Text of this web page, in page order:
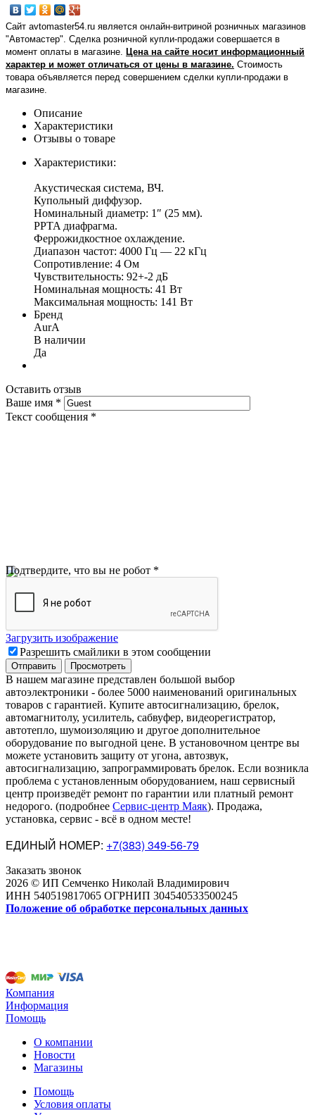
Сайт avtomaster54.ru является онлайн-витриной розничных магазинов
"Автомастер". Сделка розничной купли-продажи совершается в
момент оплаты в магазине.
Цена на сайте носит информационный
характер и может отличаться от цены в магазине. Стоимость
товара объявляется перед совершением сделки купли-продажи в
магазине
Описание
Характеристики
Отзывы о товаре
Характеристики:
Акустическая система, ВЧ.
Купольный диффузор.
Номинальный диаметр: 1″ (25 мм).
PPTA диафрагма.
Феррожидкостное охлаждение.
Диапазон частот: 4000 Гц — 22 кГц
Сопротивление: 4 Ом
Чувствительность: 92+-2 дБ
Номинальная мощность: 41 Вт
Максимальная мощность: 141 Вт
Бренд
AurA
В наличии
Да
Оставить отзыв
Ваше имя *
Текст сообщения *
Подтвердите, что вы не робот *
Загрузить изображение
Разрешить смайлики в этом сообщении
В нашем магазине представлен большой выбор
автоэлектроники - более 5000 наименований оригинальных
товаров с гарантией. Купите автосигнализацию, брелок,
автомагнитолу, усилитель, сабвуфер, видеорегистратор,
автотепло, шумоизоляцию и другое дополнительное
оборудование по выгодной цене. В установочном центре вы
можете установить защиту от угона, автозвук,
автосигнализацию, запрограммировать брелок. Если возникла
проблема с установленным оборудованием, наш сервисный
центр произведёт ремонт по гарантии или платный ремонт
недорого. (подробнее Сервис-центр Маяк). Продажа,
установка, сервис - всё в одном месте!
ЕДИНЫЙ НОМЕР: +7(383) 349-56-79
Заказать звонок
2026 © ИП Семченко Николай Владимирович
ИНН 540519817065 ОГРНИП 304540533500245
Положение об обработке персональных данных
Компания
Информация
Помощь
О компании
Новости
Магазины
Помощь
Условия оплаты